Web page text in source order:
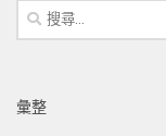
搜
尋
字:
彙整